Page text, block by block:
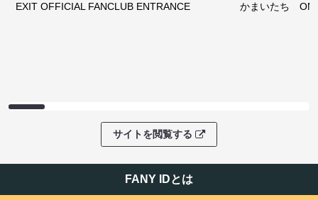
EXIT OFFICIAL FANCLUB ENTRANCE かまいたち
サイトを閲覧する
FANY IDとは